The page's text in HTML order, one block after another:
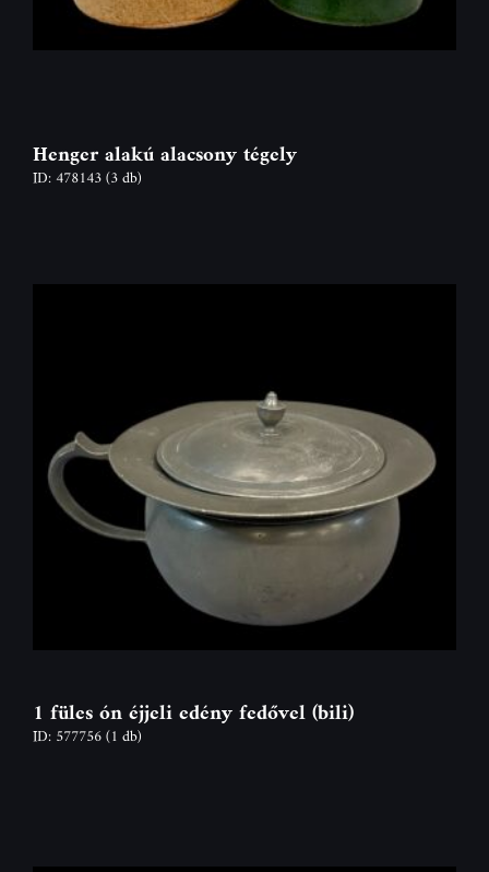
Henger alakú alacsony tégely
ID: 478143(3 db)
1 füles ón éjjeli edény fedővel (bili)
ID: 577756(1 db)